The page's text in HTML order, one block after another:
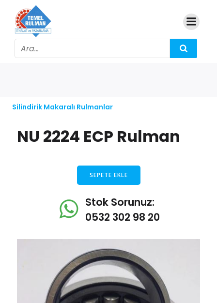
Silindirik Makaralı Rulmanlar
NU 2224 ECP Rulman
SEPETE EKLE
Stok Sorunuz:
0532 302 98 20